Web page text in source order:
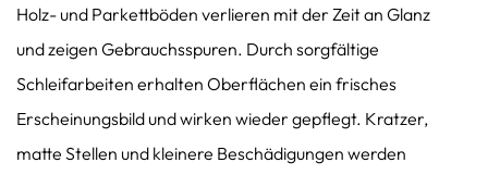
Holz- und Parkettböden verlieren mit der Zeit an Glanz
und zeigen Gebrauchsspuren. Durch sorgfältige
Schleifarbeiten erhalten Oberflächen ein frisches
Erscheinungsbild und wirken wieder gepflegt. Kratzer,
matte Stellen und kleinere Beschädigungen werden